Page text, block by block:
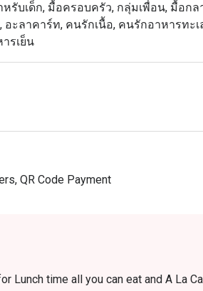
รับเด็ก, มื้อครอบครัว, กลุ่มเพื่อน, มื้อก
ะลาคาร์ท, คนรักเนื้อ, คนรักอาหารทะเ
รเย็น
QR Code Payment
Lunch time all you can eat and A La